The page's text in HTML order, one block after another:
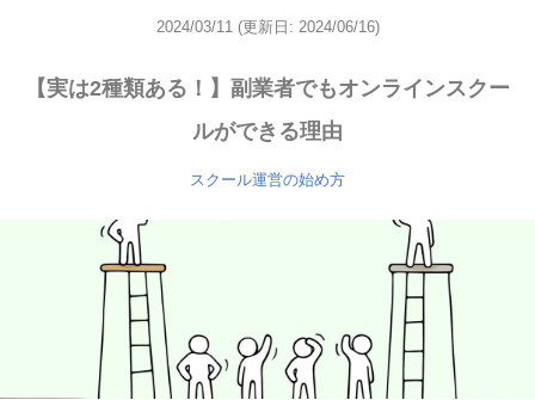
2024/03/11 (更新日: 2024/06/16)
【実は2種類ある！】副業者でもオンラインスクー
ルができる理由
スクール運営の始め方